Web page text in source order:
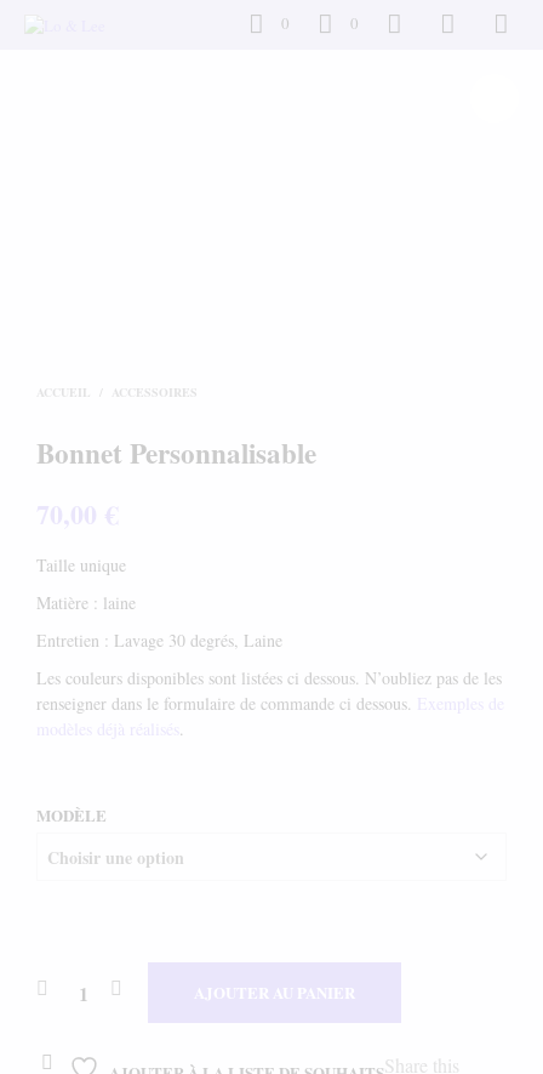
0 0
ACCUEIL ACCESSOIRES
Bonnet Personnalisable
70,00 €
Taille unique
Matière : laine
Entretien : Lavage 30 degrés, Laine
Les couleurs disponibles sont listées ci dessous. N’oubliez pas de les
renseigner dans le formulaire de commande ci dessous.
Exemples de
modèles déjà réalisés .
MODÈLE
AJOUTER AU PANIER
Share this